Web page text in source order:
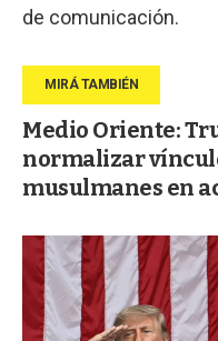
de comunicación.
Medio Oriente:
normalizar
musulmanes en